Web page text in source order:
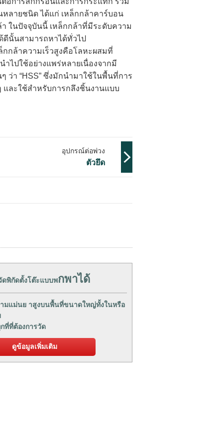
ลายชนิด ได้แก่ เหล็กกล้าคาร์บอน
ในปัจจุบันนี้ เหล็กกล้าที่มีระดับความ
นั้นสามารถหาได้ทั่วไป
กกล้าความเร็วสูงคือโลหะผสมที่
ไปใช้อย่างแพร่หลายเนื่องจากมี
ว่า “HSS” ซึ่งมักนำมาใช้ในพื้นที่การ
ละใช้สำหรับการกลึงชิ้นงานแบบ
อุปกรณ์ต่อพ่วง
ตัวยึด
ดพิกัดตั้งโต๊ะแบบพกพาได้
มแม่นย าสูงบนพื้นที่ขนาดใหญ่ทั้งในหรือ
ที่ที่ต้องการวัด
ดูข้อมูลเพิ่มเติม